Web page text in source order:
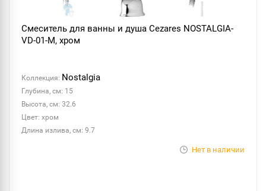
Смеситель для ванны и душа Cezares NOSTALGIA-
VD-01-M, хром
Коллекция: Nostalgia
Глубина, см: 15
Высота, см: 32.6
Цвет: хром
Длина излива, см: 9.7
Нет в наличии